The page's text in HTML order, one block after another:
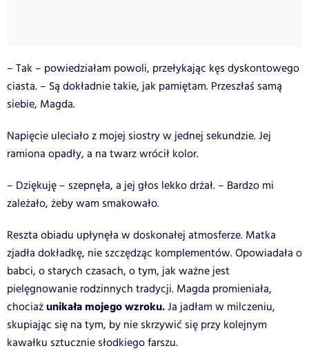
– Tak – powiedziałam powoli, przełykając kęs dyskontowego
ciasta. – Są dokładnie takie, jak pamiętam. Przeszłaś samą
siebie, Magda.
Napięcie uleciało z mojej siostry w jednej sekundzie. Jej
ramiona opadły, a na twarz wrócił kolor.
– Dziękuję – szepnęła, a jej głos lekko drżał. – Bardzo mi
zależało, żeby wam smakowało.
Reszta obiadu upłynęła w doskonałej atmosferze. Matka
zjadła dokładkę, nie szczędząc komplementów. Opowiadała o
babci, o starych czasach, o tym, jak ważne jest
pielęgnowanie rodzinnych tradycji. Magda promieniała,
chociażunikała mojego wzroku.Ja jadłam w milczeniu,
skupiając się na tym, by nie skrzywić się przy kolejnym
kawałku sztucznie słodkiego farszu.